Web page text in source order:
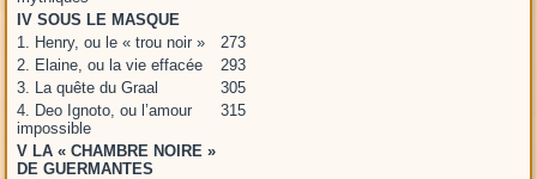
IV SOUS LE MASQUE
1. Henry, ou le « trou noir »
273
2. Elaine, ou la vie effacée
293
3. La quête du Graal
305
4. Deo Ignoto, ou l’amour
impossible
315
V LA « CHAMBRE NOIRE »
DE GUERMANTES